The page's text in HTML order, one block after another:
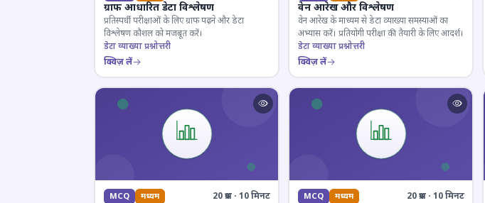
ग्राफ आधारित डेटा विश्लेषण
प्रतिस्पर्धी परीक्षाओं के लिए ग्राफ पढ़ने और डेटा
विश्लेषण कौशल को मजबूत करें।
डेटा व्याख्या प्रश्नोत्तरी
क्विज़ लें
वेन आरेख और विश्लेषण
वेन आरेख के माध्यम से डेटा व्याख्या समस्याओं का
अभ्यास करें। प्रतियोगी परीक्षा की तैयारी के लिए आदर्श।
डेटा व्याख्या प्रश्नोत्तरी
क्विज़ लें
MCQ मध्यम 20 प्रश्न · 10 मिनट MCQ मध्यम 20 प्रश्न · 10 मिनट